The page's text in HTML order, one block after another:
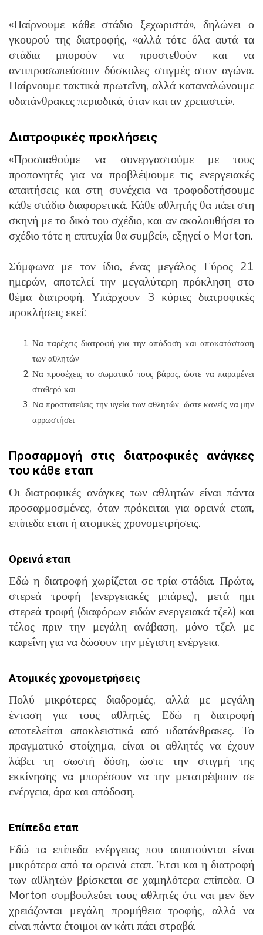
«Παίρνουμε κάθε στάδιο ξεχωριστά», δηλώνει ο
γκουρού της διατροφής, «αλλά τότε όλα αυτά τα
στάδια μπορούν να προστεθούν και να
αντιπροσωπεύσουν δύσκολες στιγμές στον αγώνα.
Παίρνουμε τακτικά πρωτεΐνη, αλλά καταναλώνουμε
υδατάνθρακες περιοδικά, όταν και αν χρειαστεί».
Διατροφικές προκλήσεις
«Προσπαθούμε να συνεργαστούμε με τους
προπονητές για να προβλέψουμε τις ενεργειακές
απαιτήσεις και στη συνέχεια να τροφοδοτήσουμε
κάθε στάδιο διαφορετικά. Κάθε αθλητής θα πάει στη
σκηνή με το δικό του σχέδιο, και αν ακολουθήσει το
σχέδιο τότε η επιτυχία θα συμβεί», εξηγεί ο Morton.
Σύμφωνα με τον ίδιο, ένας μεγάλος Γύρος 21
ημερών, αποτελεί την μεγαλύτερη πρόκληση στο
θέμα διατροφή. Υπάρχουν 3 κύριες διατροφικές
προκλήσεις εκεί:
Να παρέχεις διατροφή για την απόδοση και αποκατάσταση
των αθλητών
Να προσέχεις το σωματικό τους βάρος, ώστε να παραμένει
σταθερό και
Να προστατεύεις την υγεία των αθλητών, ώστε κανείς να μην
αρρωστήσει
Προσαρμογή στις διατροφικές ανάγκες
του κάθε εταπ
Οι διατροφικές ανάγκες των αθλητών είναι πάντα
προσαρμοσμένες, όταν πρόκειται για ορεινά εταπ,
επίπεδα εταπ ή ατομικές χρονομετρήσεις.
Ορεινά εταπ
Εδώ η διατροφή χωρίζεται σε τρία στάδια. Πρώτα,
στερεά τροφή (ενεργειακές μπάρες), μετά ημι
στερεά τροφή (διαφόρων ειδών ενεργειακά τζελ) και
τέλος πριν την μεγάλη ανάβαση, μόνο τζελ με
καφεΐνη για να δώσουν την μέγιστη ενέργεια.
Ατομικές χρονομετρήσεις
Πολύ μικρότερες διαδρομές, αλλά με μεγάλη
ένταση για τους αθλητές. Εδώ η διατροφή
αποτελείται αποκλειστικά από υδατάνθρακες. Το
πραγματικό στοίχημα, είναι οι αθλητές να έχουν
λάβει τη σωστή δόση, ώστε την στιγμή της
εκκίνησης να μπορέσουν να την μετατρέψουν σε
ενέργεια, άρα και απόδοση.
Επίπεδα εταπ
Εδώ τα επίπεδα ενέργειας που απαιτούνται είναι
μικρότερα από τα ορεινά εταπ. Έτσι και η διατροφή
των αθλητών βρίσκεται σε χαμηλότερα επίπεδα. Ο
Morton συμβουλεύει τους αθλητές ότι ναι μεν δεν
χρειάζονται μεγάλη προμήθεια τροφής, αλλά να
είναι πάντα έτοιμοι αν κάτι πάει στραβά.